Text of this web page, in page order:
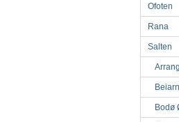
Ofoten
Rana
Salten
Beiarn
Bodø